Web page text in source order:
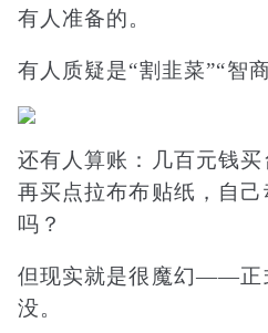
有人准备的。
有人质疑是“割韭菜”“智商
还有人算账：几百元钱买
再买点拉布布贴纸，自
吗？
但现实就是很魔幻——正
没。